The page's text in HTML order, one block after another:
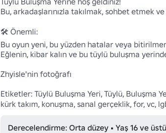
Bu, arkadaşlarınızla takılmak, sohbet etmek
🛠️ Önemli:
Bu oyun yeni, bu yüzden hatalar veya
Eğlenin, kibar kalın ve bu tüylü buluşma
Zhyisle'nin fotoğrafı
Etiketler: Tüylü Buluşma Yeri, Tüylü, Buluşma
kürk takım, konuşma, sanal gerçeklik, for, vc,
Derecelendirme: Orta düzey • Yaş 16 ve üstü